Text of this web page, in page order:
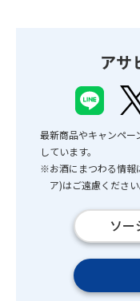
アサ
最新商品やキャンペー
しています。
※お酒にまつわる情報
ア)はご遠慮ください
ソー